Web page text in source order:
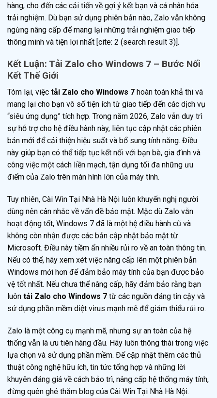
hàng, cho đến các cải tiến về gợi ý kết bạn và cá nhân hóa
trải nghiệm. Dù bạn sử dụng phiên bản nào, Zalo vẫn không
ngừng nâng cấp để mang lại những trải nghiệm giao tiếp
thông minh và tiện lợi nhất [cite: 2 (search result 3)].
Kết Luận: Tải Zalo cho Windows 7 – Bước Nối
Kết Thế Giới
Tóm lại, việc tải Zalo cho Windows 7 hoàn toàn khả thi và
mang lại cho bạn vô số tiện ích từ giao tiếp đến các dịch vụ
“siêu ứng dụng” tích hợp. Trong năm 2026, Zalo vẫn duy trì
sự hỗ trợ cho hệ điều hành này, liên tục cập nhật các phiên
bản mới để cải thiện hiệu suất và bổ sung tính năng. Điều
này giúp bạn có thể tiếp tục kết nối với bạn bè, gia đình và
công việc một cách liền mạch, tận dụng tối đa những ưu
điểm của Zalo trên màn hình lớn của máy tính.
Tuy nhiên, Cài Win Tại Nhà Hà Nội luôn khuyến nghị người
dùng nên cân nhắc về vấn đề bảo mật. Mặc dù Zalo vẫn
hoạt động tốt, Windows 7 đã là một hệ điều hành cũ và
không còn nhận được các bản cập nhật bảo mật từ
Microsoft. Điều này tiềm ẩn nhiều rủi ro về an toàn thông tin.
Nếu có thể, hãy xem xét việc nâng cấp lên một phiên bản
Windows mới hơn để đảm bảo máy tính của bạn được bảo
vệ tốt nhất. Nếu chưa thể nâng cấp, hãy đảm bảo rằng bạn
luôn tải Zalo cho Windows 7 từ các nguồn đáng tin cậy và
sử dụng phần mềm diệt virus mạnh mẽ để giảm thiểu rủi ro.
Zalo là một công cụ mạnh mẽ, nhưng sự an toàn của hệ
thống vẫn là ưu tiên hàng đầu. Hãy luôn thông thái trong việc
lựa chọn và sử dụng phần mềm. Để cập nhật thêm các thủ
thuật công nghệ hữu ích, tin tức tổng hợp và những lời
khuyên đáng giá về cách bảo trì, nâng cấp hệ thống máy tính,
đừng quên ghé thăm blog của Cài Win Tại Nhà Hà Nội.